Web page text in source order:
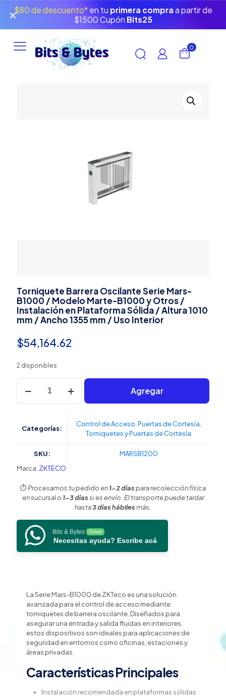
$80 de descuento*en tu primera compra a partir de
$1500 Cupón Bits25
✕
0
Torniquete Barrera Oscilante Serie Mars-
B1000 / Modelo Marte-B1000 y Otros /
Instalación en Plataforma Sólida / Altura 1010
mm / Ancho 1355 mm / Uso Interior
$54,164.62
2 disponibles
Torniquete
Barrera
Oscilante
B1000
Marte-
B1000
Otros
Plataforma
Sólida
Altura
Ancho
1355
mm
Uso
Interior
cantidad
Agregar
Categorías:
Control de Acceso Puertas de Cortesía
Torniquetes y Puertas de Cortesía
SKU:
MARSB1200
Marca: ZKTECO
⏱️Procesamos tu pedido en1-2 díaspara recolección física
en sucursal o 1-3 díassi es envío. El transporte puede tardar
hasta3 días hábilesmás.
Bits & Bytes Online
Necesitas ayuda? Escribe acá
La Serie Mars-B1000 de ZKTeco es una solución
avanzada para el control de acceso mediante
torniquetes de barrera oscilante. Diseñados para
asegurar una entrada y salida fluidas en interiores,
estos dispositivos son ideales para aplicaciones de
seguridad en entornos como oficinas, estaciones y
áreas privadas.
Características Principales
Instalación recomendada en plataformas sólidas